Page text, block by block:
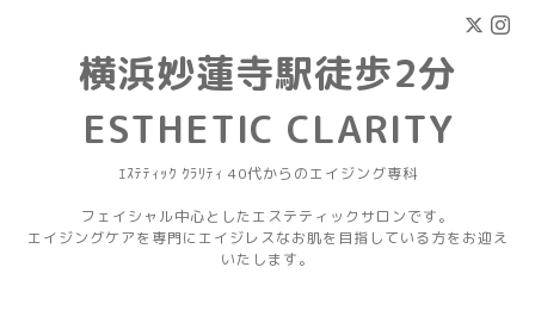
横浜妙蓮寺駅徒歩2分
ESTHETIC CLARITY
ｴｽﾃﾃｨｯｸ ｸﾗﾘﾃｨ 40代からのエイジング専科
フェイシャル中心としたエステティックサロンです。
エイジングケアを専門にエイジレスなお肌を目指している方をお迎え
いたします。